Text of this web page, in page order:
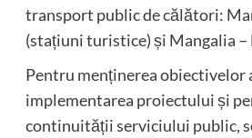
transport public de călători:
(stațiuni turistice) și Mangalia –
Pentru menținerea obiectivelor
implementarea proiectului și
continuității serviciului public,